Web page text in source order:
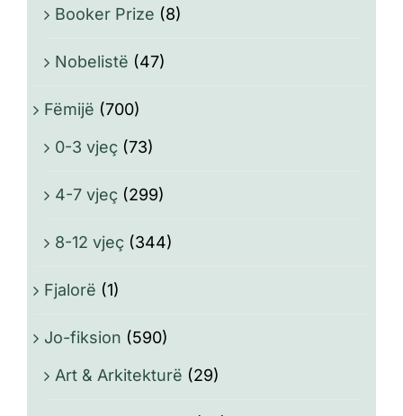
Booker Prize (8)
Nobelistë (47)
Fëmijë (700)
0-3 vjeç (73)
4-7 vjeç (299)
8-12 vjeç (344)
Fjalorë (1)
Jo-fiksion (590)
Art & Arkitekturë (29)